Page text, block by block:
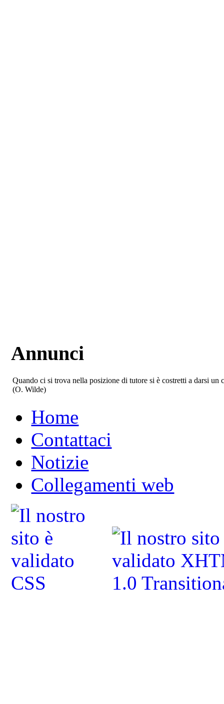
Annunci
Quando ci si trova nella posizione di tutore si è costretti a darsi
(O. Wilde)
Home
Contattaci
Notizie
Collegamenti web